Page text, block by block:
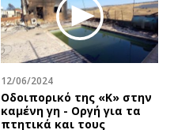
12/06/2024
Οδοιπορικό της «Κ» στην
καμένη γη - Οργή για τα
πτητικά και τους